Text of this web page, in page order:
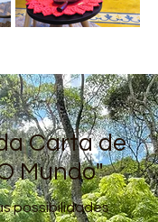
Carta de
Mundo"
possibilidades